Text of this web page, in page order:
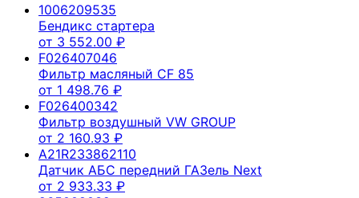
1006209535
Бендикс стартера
от 3 552.00 ₽
F026407046
Фильтр масляный CF 85
от 1 498.76 ₽
F026400342
Фильтр воздушный VW GROUP
от 2 160.93 ₽
A21R233862110
Датчик АБС передний ГАЗель Next
от 2 933.33 ₽